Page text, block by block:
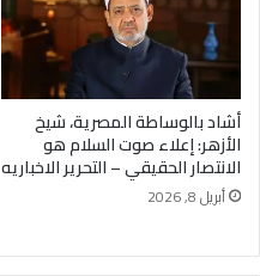
أشاد بالوساطة المصرية، شيخ
الأزهر: إعلاء صوت السلام هو
الانتصار الحقيقي – التحرير الاخباريه
أبريل 8, 2026